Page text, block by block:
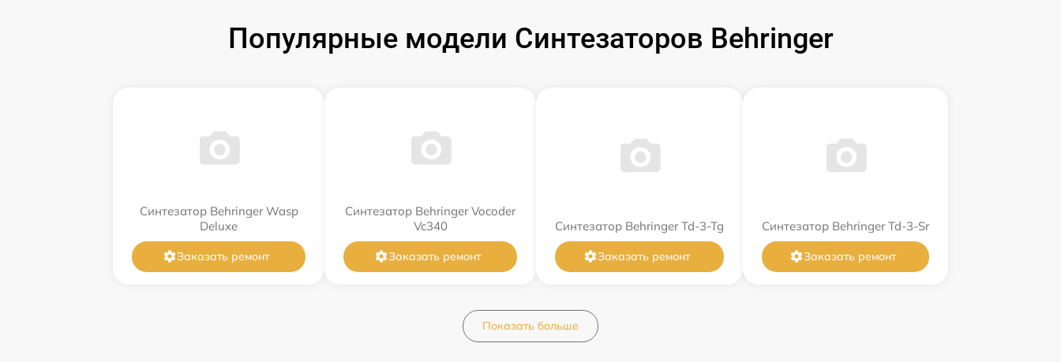
Популярные модели Синтезаторов Behringer
Синтезатор Behringer Wasp
Deluxe
Заказать ремонт
Синтезатор Behringer Vocoder
Vc340
Заказать ремонт
Синтезатор Behringer Td-3-Tg
Заказать ремонт
Синтезатор Behringer Td-3-Sr
Заказать ремонт
Показать больше